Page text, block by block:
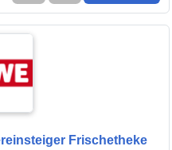
Frischetheke